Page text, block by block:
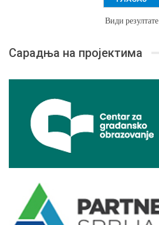
Види резултате
Сарадња на пројектима